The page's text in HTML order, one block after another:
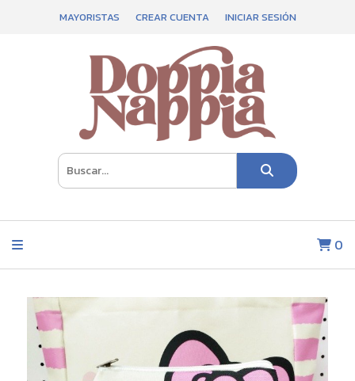
MAYORISTAS CREAR CUENTA INICIAR SESIÓN
0